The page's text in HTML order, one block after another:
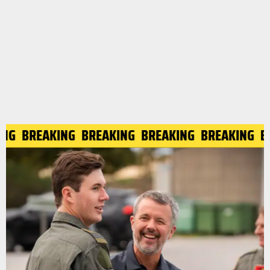
BREAKING BREAKING BREAKING BREAKING